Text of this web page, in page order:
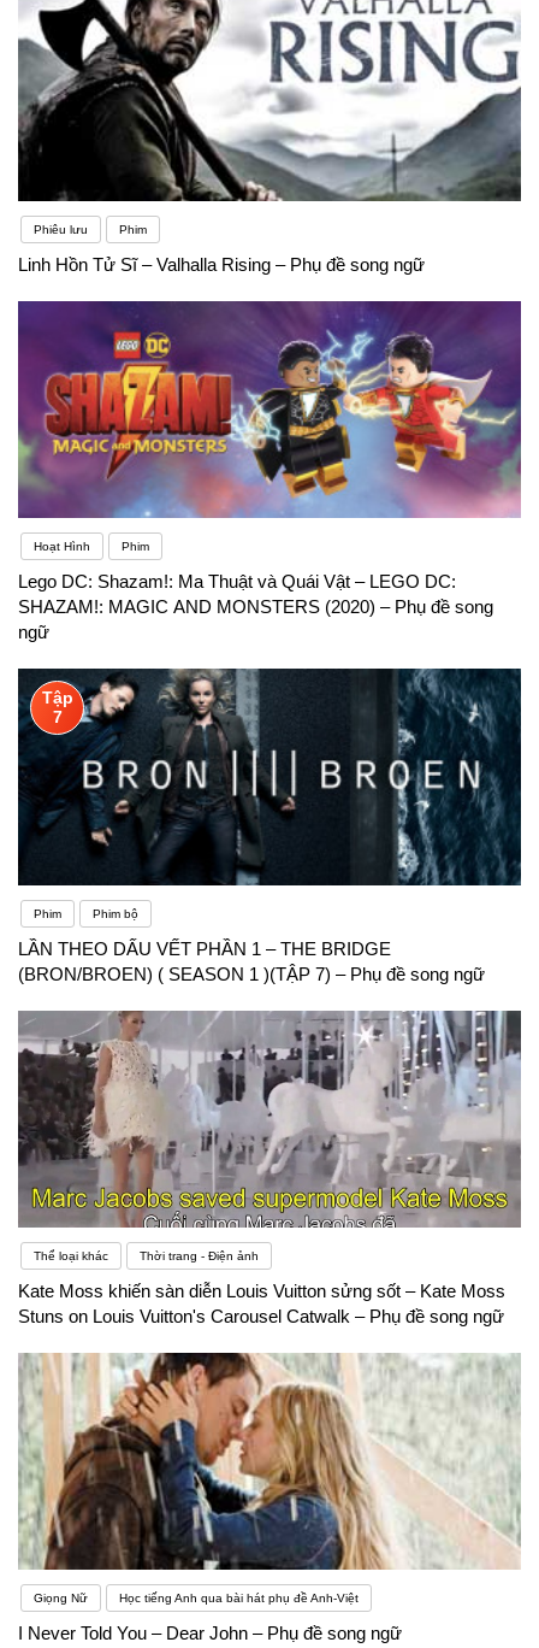
Phiêu lưu Phim
Linh Hồn Tử Sĩ – Valhalla Rising – Phụ đề song ngữ
Hoạt Hình Phim
Lego DC: Shazam!: Ma Thuật và Quái Vật – LEGO DC:
SHAZAM!: MAGIC AND MONSTERS (2020) – Phụ đề song
ngữ
Tập
7
Phim Phim bộ
LẦN THEO DẤU VẾT PHẦN 1 – THE BRIDGE
(BRON/BROEN) ( SEASON 1 )(TẬP 7) – Phụ đề song ngữ
Thể loại khác Thời trang - Điện ảnh
Kate Moss khiến sàn diễn Louis Vuitton sửng sốt – Kate Moss
Stuns on Louis Vuitton's Carousel Catwalk – Phụ đề song ngữ
Giọng Nữ Học tiếng Anh qua bài hát phụ đề Anh-Việt
I Never Told You – Dear John – Phụ đề song ngữ